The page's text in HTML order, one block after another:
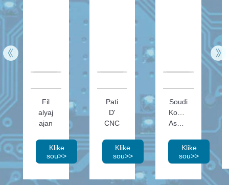
Fil
alyaj
ajan
Klike
sou>>
Pati
D'
CNC
Klike
sou>>
Soudi
Kontak
Klike
sou>>